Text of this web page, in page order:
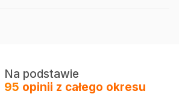
Na podstawie
95 opinii z całego okresu